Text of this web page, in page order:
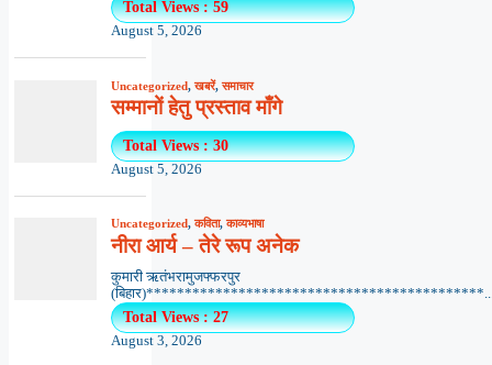
Total Views : 59
August 5, 2026
Uncategorized,खबरें,समाचार
सम्मानों हेतु प्रस्ताव माँगे
Total Views : 30
August 5, 2026
Uncategorized,कविता,काव्यभाषा
नीरा आर्य – तेरे रूप अनेक
कुमारी ऋतंभरामुजफ्फरपुर
Total Views : 27
August 3, 2026